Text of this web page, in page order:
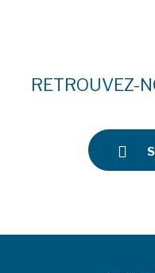
RETROUVEZ-